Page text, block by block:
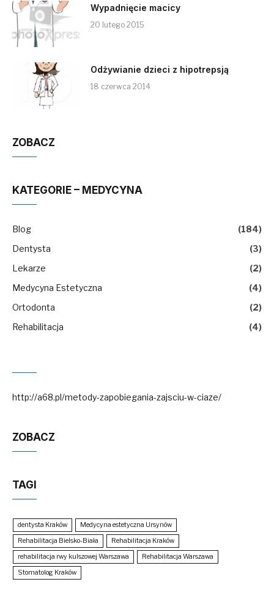
Wypadnięcie macicy
20 lutego 2015
Odżywianie dzieci z hipotrepsją
18 czerwca 2014
ZOBACZ
KATEGORIE – MEDYCYNA
Blog
(184)
Dentysta
(3)
Lekarze
(2)
Medycyna Estetyczna
(4)
Ortodonta
(2)
Rehabilitacja
(4)
http://a68.pl/metody-zapobiegania-zajsciu-w-ciaze/
ZOBACZ
TAGI
dentysta Kraków
Medycyna estetyczna Ursynów
Rehabilitacja Bielsko-Biała
Rehabilitacja Kraków
rehabilitacja rwy kulszowej Warszawa
Rehabilitacja Warszawa
Stomatolog Kraków